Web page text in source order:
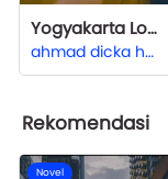
Yogyakarta Love Story
ahmad dicka hudzaifi
Rekomendasi
Novel